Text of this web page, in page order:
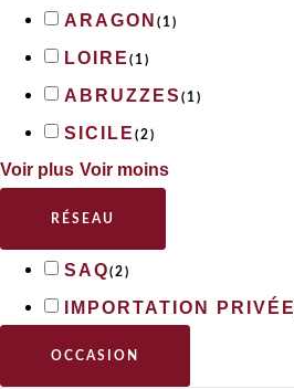
ARAGON ( 1 )
LOIRE ( 1 )
ABRUZZES ( 1 )
SICILE (2)
Voir plus Voir moins
RÉSEAU
SAQ(2)
IMPORTATION PRIVÉE
OCCASION